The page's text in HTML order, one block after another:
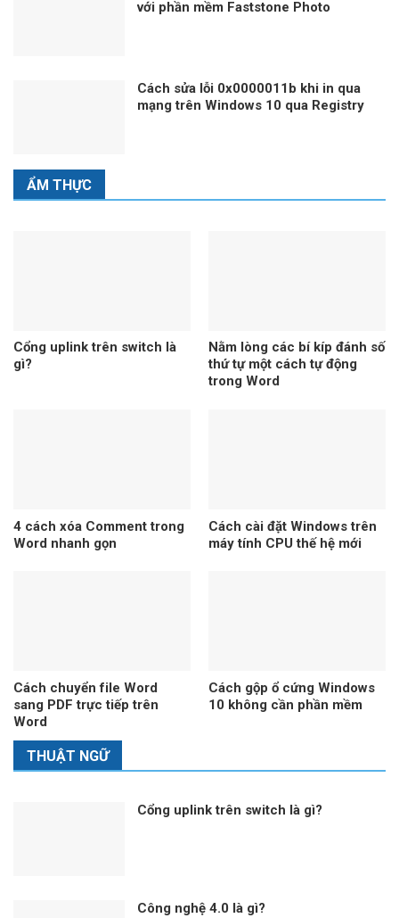
với phần mềm Faststone Photo
Cách sửa lỗi 0x0000011b khi in qua
mạng trên Windows 10 qua Registry
ẨM THỰC
Cổng uplink trên switch là
gì?
Nằm lòng các bí kíp đánh số
thứ tự một cách tự động
trong Word
4 cách xóa Comment trong
Word nhanh gọn
Cách cài đặt Windows trên
máy tính CPU thế hệ mới
Cách chuyển file Word
sang PDF trực tiếp trên
Word
Cách gộp ổ cứng Windows
10 không cần phần mềm
THUẬT NGỮ
Cổng uplink trên switch là gì?
Công nghệ 4.0 là gì?